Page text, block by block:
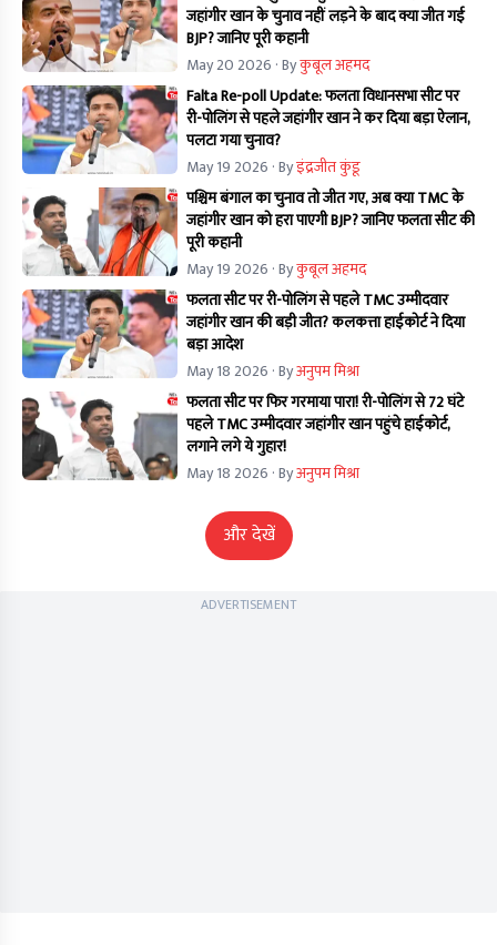
जहांगीर खान के चुनाव नहीं लड़ने के बाद क्या जीत गई
BJP? जानिए पूरी कहानी
May 20 2026 · Byकुबूल अहमद
Falta Re-poll Update: फलता विधानसभा सीट पर
री-पोलिंग से पहले जहांगीर खान ने कर दिया बड़ा ऐलान,
पलटा गया चुनाव?
May 19 2026 · Byइंद्रजीत कुंडू
पश्चिम बंगाल का चुनाव तो जीत गए, अब क्या TMC के
जहांगीर खान को हरा पाएगी BJP? जानिए फलता सीट की
पूरी कहानी
May 19 2026 · Byकुबूल अहमद
फलता सीट पर री-पोलिंग से पहले TMC उम्मीदवार
जहांगीर खान की बड़ी जीत? कलकत्ता हाईकोर्ट ने दिया
बड़ा आदेश
May 18 2026 · Byअनुपम मिश्रा
फलता सीट पर फिर गरमाया पारा! री-पोलिंग से 72 घंटे
पहले TMC उम्मीदवार जहांगीर खान पहुंचे हाईकोर्ट,
लगाने लगे ये गुहार!
May 18 2026 · Byअनुपम मिश्रा
और देखें
ADVERTISEMENT